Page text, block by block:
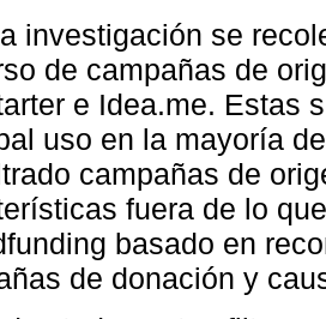
investigación se
de campañas de
e Idea.me. Estas
uso en la mayoría
campañas de
fuera de lo
basado en
de donación y